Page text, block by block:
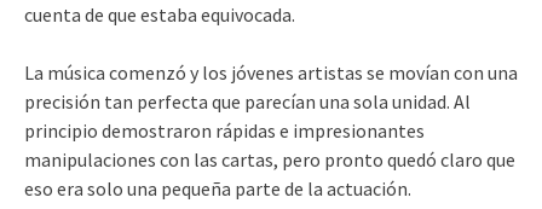
cuenta de que estaba equivocada.
La música comenzó y los jóvenes artistas se movían con una
precisión tan perfecta que parecían una sola unidad. Al
principio demostraron rápidas e impresionantes
manipulaciones con las cartas, pero pronto quedó claro que
eso era solo una pequeña parte de la actuación.